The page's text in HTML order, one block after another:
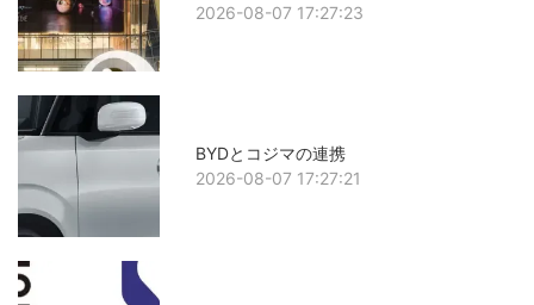
2026-08-07 17:27:23
BYDとコジマの連携
2026-08-07 17:27:21